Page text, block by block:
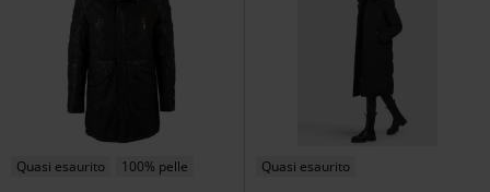
Quasi esaurito 100% pelle Quasi esaurito